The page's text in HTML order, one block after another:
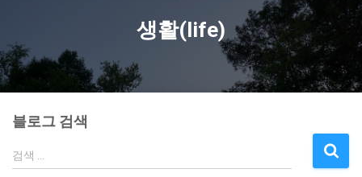
생활(life)
블로그 검색
검
색
검색 …